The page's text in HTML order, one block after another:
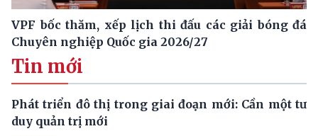
VPF bốc thăm, xếp lịch thi đấu các giải bóng đá
Chuyên nghiệp Quốc gia 2026/27
Tin mới
Phát triển đô thị trong giai đoạn mới: Cần một tư
duy quản trị mới